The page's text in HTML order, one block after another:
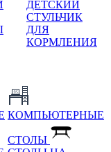
ДЕТСКИЙ
СТУЛЬЧИК
ДЛЯ
КОРМЛЕНИЯ
КОМПЬЮТЕРНЫЕ
СТОЛЫ